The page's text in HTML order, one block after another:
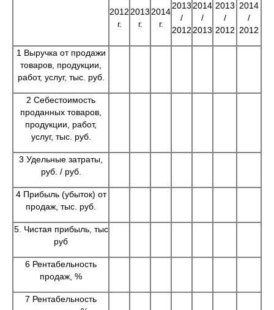
2012
г.
2013
г.
2014
г.
2013
/
2012
2014
/
2013
2013
/
2012
2014
/
2012
1 Выручка от продажи
товаров, продукции,
работ, услуг, тыс. руб.
2 Себестоимость
проданных товаров,
продукции, работ,
услуг, тыс. руб.
3 Удельные затраты,
руб. / руб.
4 Прибыль (убыток) от
продаж, тыс. руб.
5. Чистая прибыль, тыс
руб
6 Рентабельность
продаж, %
7 Рентабельность